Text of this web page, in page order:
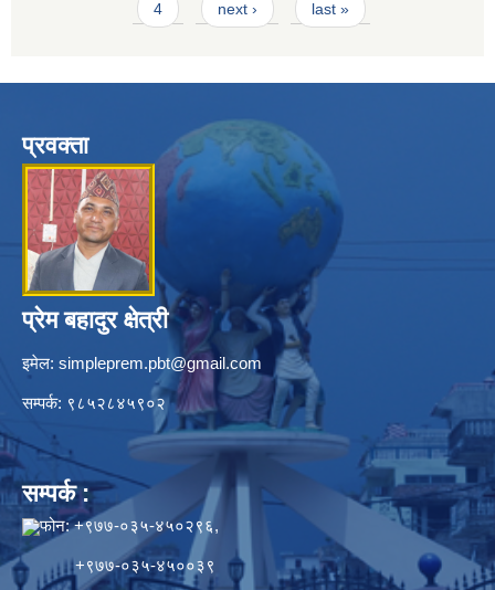
4 next › last »
प्रवक्ता
प्रेम बहादुर क्षेत्री
इमेल: simpleprem.pbt@gmail.com
सम्पर्क: ९८५२८४५९०२
सम्पर्क :
फोन: +९७७-०३५-४५०२९६,
+९७७-०३५-४५००३९